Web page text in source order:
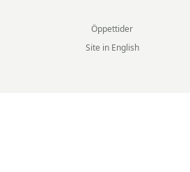
Öppettider
Site in English